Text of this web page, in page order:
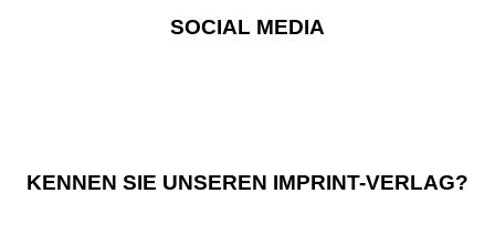
SOCIAL MEDIA
KENNEN SIE UNSEREN IMPRINT-VERLAG?